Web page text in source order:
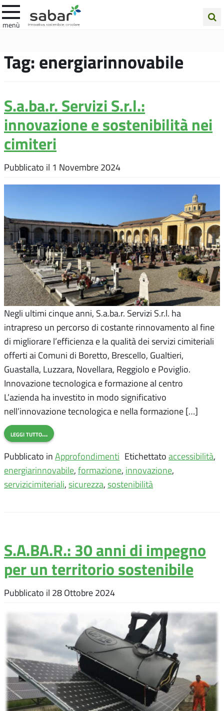
menù
sito
Tag:energiarinnovabile
S.a.ba.r. Servizi S.r.l.:
innovazione e sostenibilità nei
cimiteri
Pubblicato il 1 Novembre 2024
Negli ultimi cinque anni, S.a.ba.r. Servizi S.r.l. ha
intrapreso un percorso di costante rinnovamento al fine
di migliorare l’efficienza e la qualità dei servizi cimiteriali
offerti ai Comuni di Boretto, Brescello, Gualtieri,
Guastalla, Luzzara, Novellara, Reggiolo e Poviglio.
Innovazione tecnologica e formazione al centro
L’azienda ha investito in modo significativo
nell’innovazione tecnologica e nella formazione […]
leggi tutto…
Pubblicato in Approfondimenti Etichettato accessibilità,
energiarinnovabile, formazione, innovazione,
servizicimiteriali, sicurezza, sostenibilità
S.A.BA.R.: 30 anni di impegno
per un territorio sostenibile
Pubblicato il 28 Ottobre 2024